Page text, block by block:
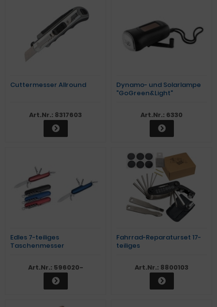
Cuttermesser Allround
Art.Nr.: 8317603
Dynamo- und Solarlampe
"GoGreen&Light"
Art.Nr.: 6330
Edles 7-teiliges
Taschenmesser
Art.Nr.: 596020-
Fahrrad-Reparaturset 17-
teiliges
Art.Nr.: 8800103